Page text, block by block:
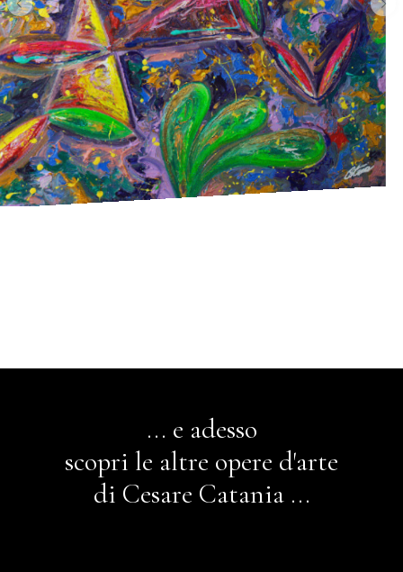
... e adesso
scopri le altre opere d'arte
di Cesare Catania ...